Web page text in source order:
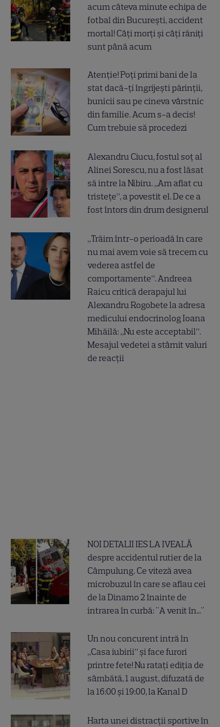
acum câteva minute echipa de
fotbal din București, accident
mortal! Câți morți și câți răniți
sunt până acum
Atenție! Poți primi bani de la
stat dacă-ți îngrijești părinții,
bunicii sau pe cineva vârstnic
din familie. Acum s-a decis!
Cum trebuie să procedezi
Alexandru Ciucu, fostul soț al
Alinei Sorescu, nu a fost lăsat
să intre la Nibiru. „Am aflat cu
tristețe”, a povestit el. De ce a
fost întors din drum designerul
„Trăim într-o perioadă în care
nu mai avem voie să trecem cu
vederea astfel de
comportamente”. Andreea
Raicu critică derapajul lui
Alexandru Rogobete la adresa
medicului endocrinolog Ioana
Mihăilă: „Nu este acceptabil”.
Mesajul vedetei a stârnit valuri
de reacții
NOI DETALII IES LA IVEALĂ
despre accidentul rutier de la
Câmpulung. Ce viteză avea
microbuzul în care se aflau cei
de la Dinamo 2 înainte de
intrarea în curbă: "A venit în..."
Un nou concurent intră în
„Casa iubirii” și face furori
printre fete! Nu ratați ediția de
sâmbătă, 1 august, difuzată de
la 16:00 și 19:00, la Kanal D
Harta unei distracții sportive în